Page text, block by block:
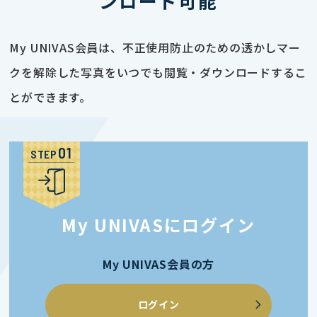
My UNIVAS会員は、不正使用防止のための透かしマー
クを解除した写真をいつでも閲覧・ダウンロードするこ
とができます。
STEP
My UNIVASにログイン
My UNIVAS会員の方
ログイン